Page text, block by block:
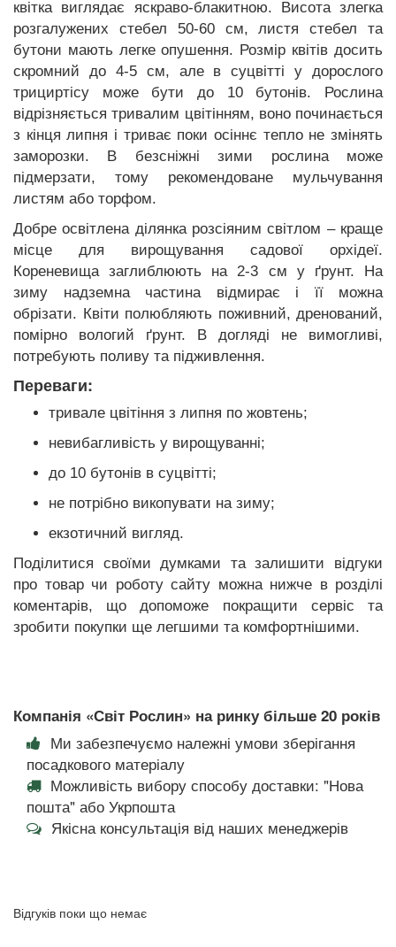
квітка виглядає яскраво-блакитною. Висота злегка
розгалужених стебел 50-60 см, листя стебел та
бутони мають легке опушення. Розмір квітів досить
скромний до 4-5 см, але в суцвітті у дорослого
трициртісу може бути до 10 бутонів. Рослина
відрізняється тривалим цвітінням, воно починається
з кінця липня і триває поки осіннє тепло не змінять
заморозки. В безсніжні зими рослина може
підмерзати, тому рекомендоване мульчування
листям або торфом.
Добре освітлена ділянка розсіяним світлом – краще
місце для вирощування садової орхідеї.
Кореневища заглиблюють на 2-3 см у ґрунт. На
зиму надземна частина відмирає і її можна
обрізати. Квіти полюбляють поживний, дренований,
помірно вологий ґрунт. В догляді не вимогливі,
потребують поливу та підживлення.
Переваги:
тривале цвітіння з липня по жовтень;
невибагливість у вирощуванні;
до 10 бутонів в суцвітті;
не потрібно викопувати на зиму;
екзотичний вигляд.
Поділитися своїми думками та залишити відгуки
про товар чи роботу сайту можна нижче в розділі
коментарів, що допоможе покращити сервіс та
зробити покупки ще легшими та комфортнішими.
Компанія «Світ Рослин» на ринку більше 20 років
Ми забезпечуємо належні умови зберігання
посадкового матеріалу
Можливість вибору способу доставки: "Нова
пошта" або Укрпошта
Якісна консультація від наших менеджерів
Відгуків поки що немає